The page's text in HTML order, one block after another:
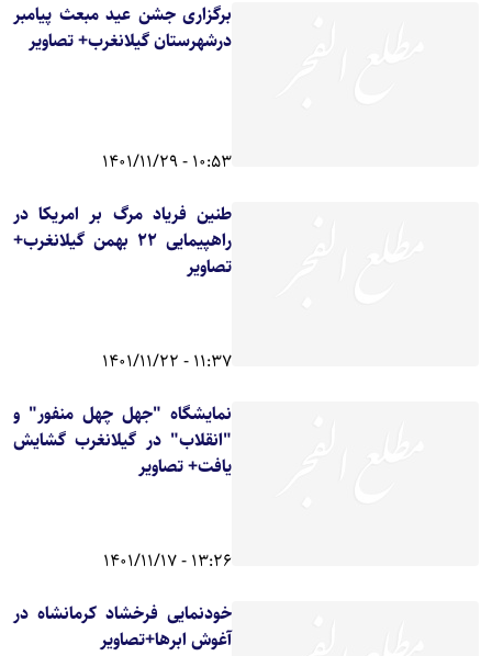
برگزاری جشن عید مبعث پیامبر
درشهرستان گیلانغرب+ تصاویر
10:53 - 1401/11/29
طنین فریاد مرگ بر امریکا در
راهپیمایی 22 بهمن گیلانغرب+
تصاویر
11:37 - 1401/11/22
نمایشگاه "جهل چهل منفور" و
"انقلاب" در گیلانغرب گشایش
یافت+ تصاویر
13:26 - 1401/11/17
خودنمایی فرخشاد کرمانشاه در
آغوش ابرها+تصاویر